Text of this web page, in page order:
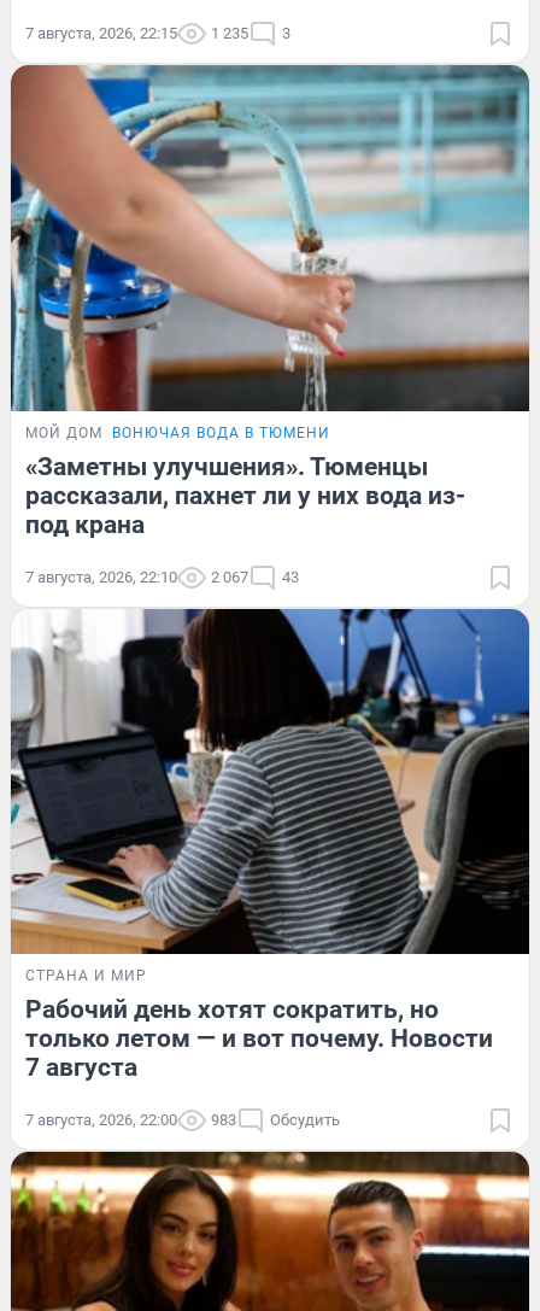
7 августа, 2026, 22:15 1 235 3
МОЙ ДОМ ВОНЮЧАЯ ВОДА В ТЮМЕНИ
«Заметны улучшения». Тюменцы
рассказали, пахнет ли у них вода из-
под крана
7 августа, 2026, 22:10 2 067 43
СТРАНА И МИР
Рабочий день хотят сократить, но
только летом — и вот почему. Новости
7 августа
7 августа, 2026, 22:00 983 Обсудить